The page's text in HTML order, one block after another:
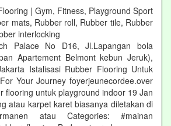
| Gym, Fitness, Playground Sport
mats, Rubber roll, Rubber tile, Rubber
interlocking
Palace No D16, Jl.Lapangan bola
Apartement Belmont kebun Jeruk),
Istalisasi Rubber Flooring Untuk
Your Journey foyerjeunecordee.over
flooring untuk playground indoor 19 Jan
atau karpet karet biasanya diletakan di
atau Categories: #mainan